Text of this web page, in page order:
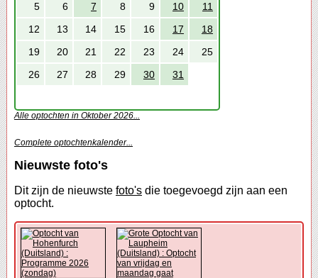
5
6 7 8 9 10
11
12
13 14 15 16 17
18
19
20 21 22 23 24
25
26
27 28 29 30 31
Alle optochten in Oktober 2026...
Complete optochtenkalender...
Nieuwste foto's
Dit zijn de nieuwste foto's die toegevoegd zijn aan een
optocht.